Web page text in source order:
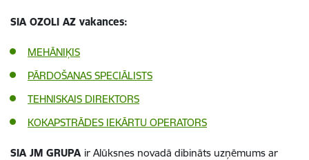
SIA OZOLI AZ vakances:
MEHĀNIĶIS
PĀRDOŠANAS SPECIĀLISTS
TEHNISKAIS DIREKTORS
KOKAPSTRĀDES IEKĀRTU OPERATORS
SIA JM GRUPA ir Alūksnes novadā dibināts uzņēmums ar